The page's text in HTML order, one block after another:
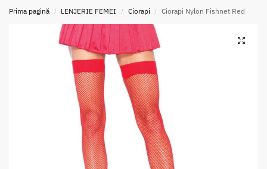
Prima pagină / LENJERIE FEMEI / Ciorapi / Ciorapi Nylon Fishnet Red